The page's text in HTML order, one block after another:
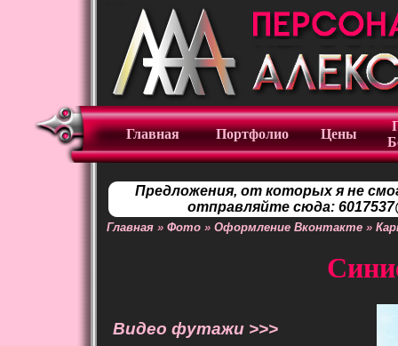
Главная Портфолио Цены
Предложения, от которых я не
отправляйте сюда:
Главная » Фото » Оформление Вконтакте »
Видео футажи >>>